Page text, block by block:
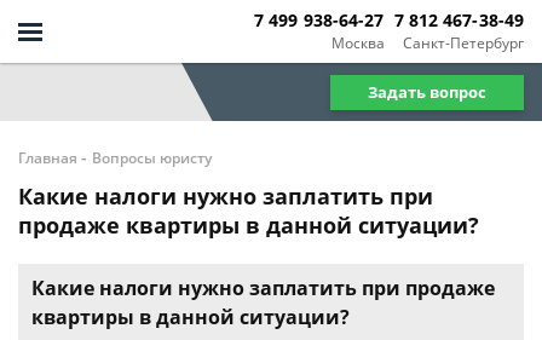
Москва
7 499 938-64-27
Санкт-Петербург
7 812 467-38-49
Задать вопрос
Главная - Вопросы юристу
Какие налоги нужно заплатить при
продаже квартиры в данной ситуации?
Какие налоги нужно заплатить при продаже
квартиры в данной ситуации?